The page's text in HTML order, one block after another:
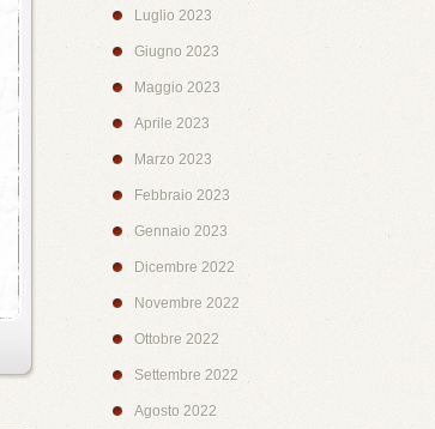
Luglio 2023
Giugno 2023
Maggio 2023
Aprile 2023
Marzo 2023
Febbraio 2023
Gennaio 2023
Dicembre 2022
Novembre 2022
Ottobre 2022
Settembre 2022
Agosto 2022